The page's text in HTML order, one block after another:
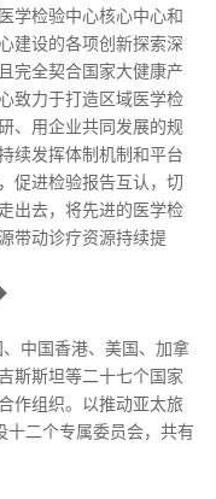
学检验中心核心中心和
建设的各项创新探索深
完全契合国家大健康产
致力于打造区域医学检
、用企业共同发展的规
续发挥体制机制和平台
促进检验报告互认，切
出去，将先进的医学检
带动诊疗资源持续提
中国香港、美国、加拿
斯斯坦等二十七个国家
作组织。以推动亚太旅
二个专属委员会，共有